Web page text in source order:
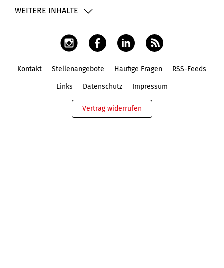
WEITERE INHALTE
Kontakt Stellenangebote Häufige Fragen RSS-Feeds
Links Datenschutz Impressum
Vertrag widerrufen